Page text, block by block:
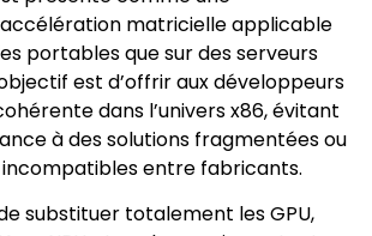
matricielle applicable
portables que sur des serveurs
est d’offrir aux développeurs
dans l’univers x86, évitant
à des solutions fragmentées ou
incompatibles entre fabricants.
substituer totalement les GPU,